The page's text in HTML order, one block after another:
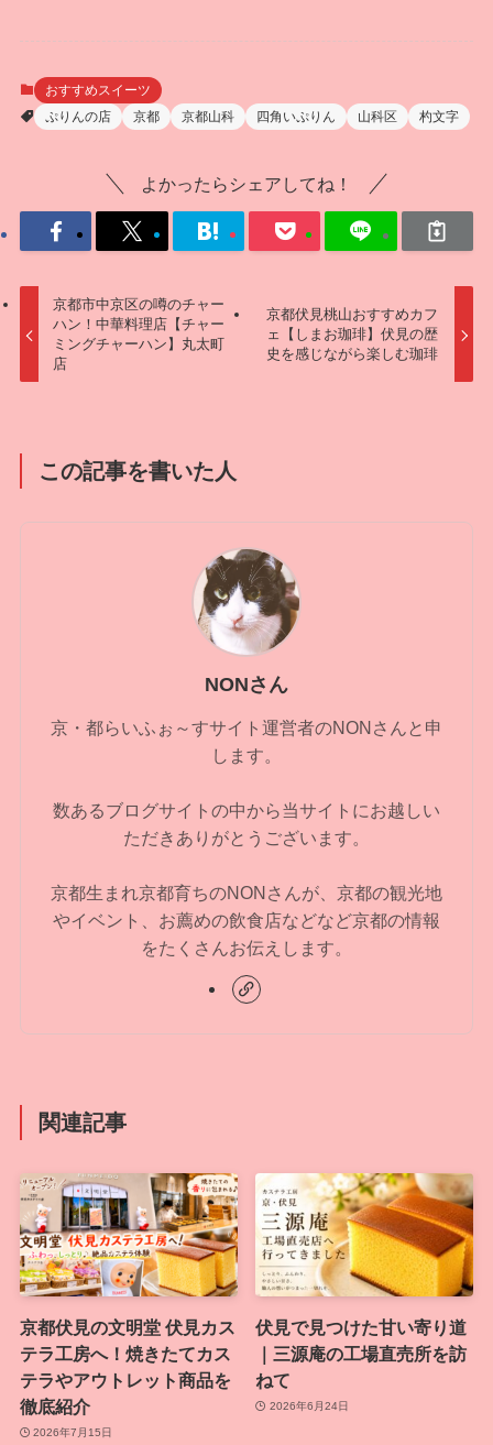
おすすめスイーツ
ぷりんの店
京都 京都山科 四角いぷりん 山科区 杓文字
よかったらシェアしてね！
京都市中京区の噂のチャー
ハン！中華料理店【チャー
ミングチャーハン】丸太町
店
京都伏見桃山おすすめカフ
ェ【しまお珈琲】伏見の歴
史を感じながら楽しむ珈琲
この記事を書いた人
NONさん
京・都らいふぉ～すサイト運営者のNONさんと申
します。
数あるブログサイトの中から当サイトにお越しい
ただきありがとうございます。
京都生まれ京都育ちのNONさんが、京都の観光地
やイベント、お薦めの飲食店などなど京都の情報
をたくさんお伝えします。
関連記事
京都伏見の文明堂 伏見カス
テラ工房へ！焼きたてカス
テラやアウトレット商品を
徹底紹介
2026年7月15日
伏見で見つけた甘い寄り道
｜三源庵の工場直売所を訪
ねて
2026年6月24日